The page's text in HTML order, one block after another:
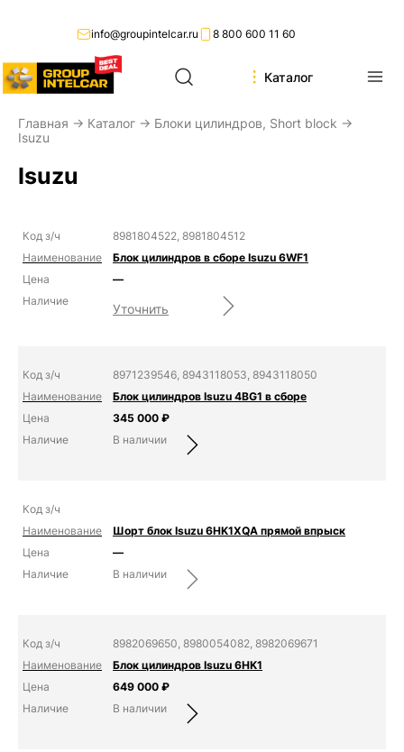
8 800 600 11 60
info@groupintelcar.ru
Каталог
Главная → Каталог → Блоки цилиндров, Short block →
Isuzu
Isuzu
8981804522, 8981804512
Блок цилиндров в сборе Isuzu 6WF1
—
Уточнить
8971239546, 8943118053, 8943118050
Блок цилиндров Isuzu 4BG1 в сборе
345 000 ₽
В наличии
Шорт блок Isuzu 6HK1XQA прямой впрыск
—
В наличии
8982069650, 8980054082, 8982069671
Блок цилиндров Isuzu 6HK1
649 000 ₽
В наличии